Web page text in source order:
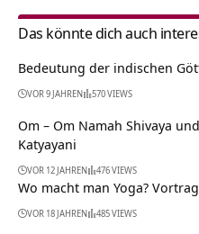
Das könnte dich auch
Bedeutung der indischen
VOR 9 JAHREN 570 VIEWS
Om – Om Namah Shivaya
Katyayani
VOR 12 JAHREN 476 VIEWS
Wo macht man Yoga?
VOR 18 JAHREN 485 VIEWS